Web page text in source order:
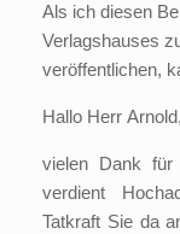
Als ich diesen
Verlagshauses
veröffentlichen,
Hallo Herr Arnold,
vielen Dank für
verdient
Tatkraft Sie da